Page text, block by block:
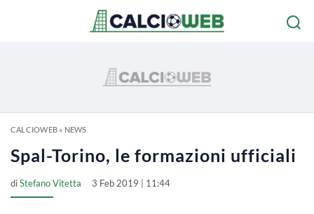
CALCIOWEB» NEWS
Spal-Torino, le formazioni ufficiali
diStefano Vitetta 3 Feb 2019 | 11:44